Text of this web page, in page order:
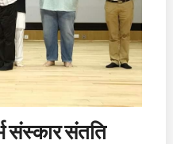
संस्कार संतति